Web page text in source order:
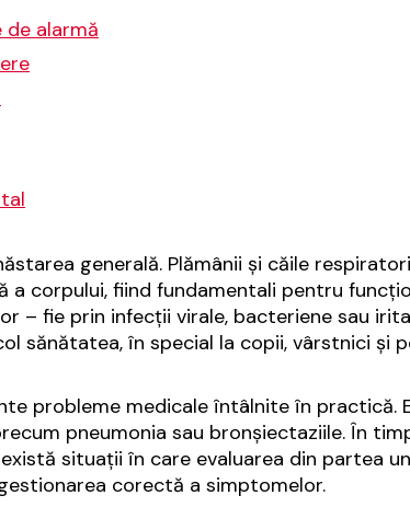
alarmă
generală. Plămânii și căile
a corpului, fiind fundamentali pentru
– fie prin infecții virale, bacteriene sau
sănătatea, în special la copii, vârstnici și
probleme medicale întâlnite în practică.
pneumonia sau bronșiectaziile. În
situații în care evaluarea din partea
corectă a simptomelor.